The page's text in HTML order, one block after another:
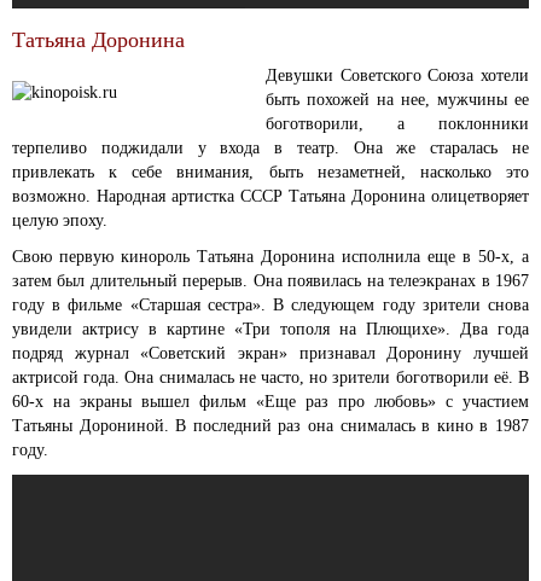
Татьяна Доронина
Девушки Советского Союза хотели
быть похожей на нее, мужчины ее
боготворили, а поклонники
терпеливо поджидали у входа в театр. Она же старалась не
привлекать к себе внимания, быть незаметней, насколько это
возможно. Народная артистка СССР Татьяна Доронина олицетворяет
целую эпоху.
Свою первую кинороль Татьяна Доронина исполнила еще в 50-х, а
затем был длительный перерыв. Она появилась на телеэкранах в 1967
году в фильме «Старшая сестра». В следующем году зрители снова
увидели актрису в картине «Три тополя на Плющихе». Два года
подряд журнал «Советский экран» признавал Доронину лучшей
актрисой года. Она снималась не часто, но зрители боготворили её. В
60-х на экраны вышел фильм «Еще раз про любовь» с участием
Татьяны Дорониной. В последний раз она снималась в кино в 1987
году.